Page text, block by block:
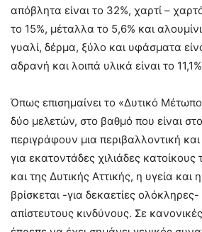
απόβλητα είναι το 32%, χαρτί –
το 15%, μέταλλα το 5,6% και
γυαλί, δέρμα, ξύλο και υφάσματα
αδρανή και λοιπά υλικά είναι το
Όπως επισημαίνει το «Δυτικό
δύο μελετών, στο βαθμό που είναι
περιγράφουν μια περιβαλλοντική
για εκατοντάδες χιλιάδες
και της Δυτικής Αττικής, η υγεία
βρίσκεται -για δεκαετίες
απίστευτους κινδύνους. Σε